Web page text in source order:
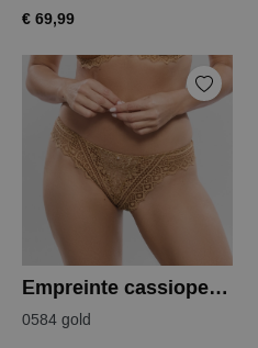
€ 69,99
Empreinte cassiopee string
0584 gold